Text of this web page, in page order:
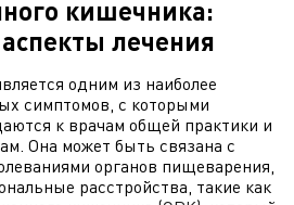
кишечника:
лечения
одним из наиболее
симптомов, с которыми
к врачам общей практики и
Она может быть связана с
органов пищеварения,
расстройства, такие как